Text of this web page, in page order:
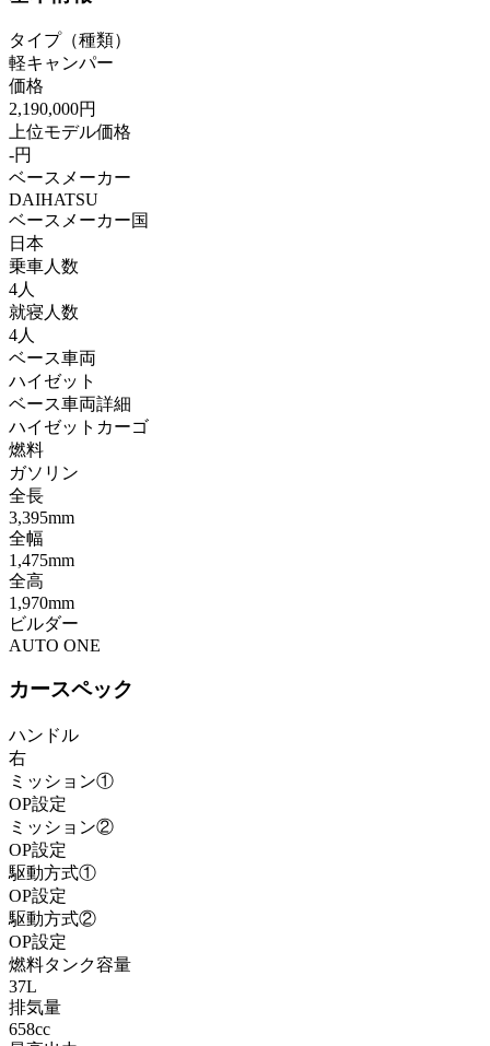
タイプ（種類）
軽キャンパー
価格
2,190,000円
上位モデル価格
-円
ベースメーカー
DAIHATSU
ベースメーカー国
日本
乗車人数
4人
就寝人数
4人
ベース車両
ハイゼット
ベース車両詳細
ハイゼットカーゴ
燃料
ガソリン
全長
3,395mm
全幅
1,475mm
全高
1,970mm
ビルダー
AUTO ONE
カースペック
ハンドル
右
ミッション①
OP設定
ミッション②
OP設定
駆動方式①
OP設定
駆動方式②
OP設定
燃料タンク容量
37L
排気量
658cc